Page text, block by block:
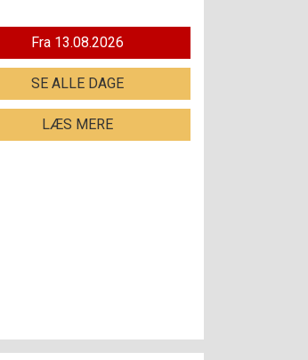
Fra 13.08.2026
SE ALLE DAGE
LÆS MERE